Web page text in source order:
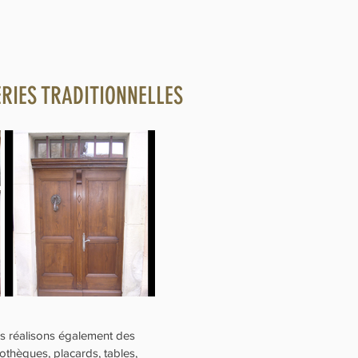
TRADITIONNELLES
réalisons également des
placards, tables,